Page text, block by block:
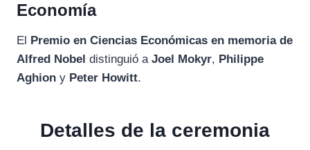
Economía
El Premio en Ciencias Económicas en memoria de
Alfred Nobel distinguió a Joel Mokyr, Philippe
Aghion y Peter Howitt.
Detalles de la ceremonia